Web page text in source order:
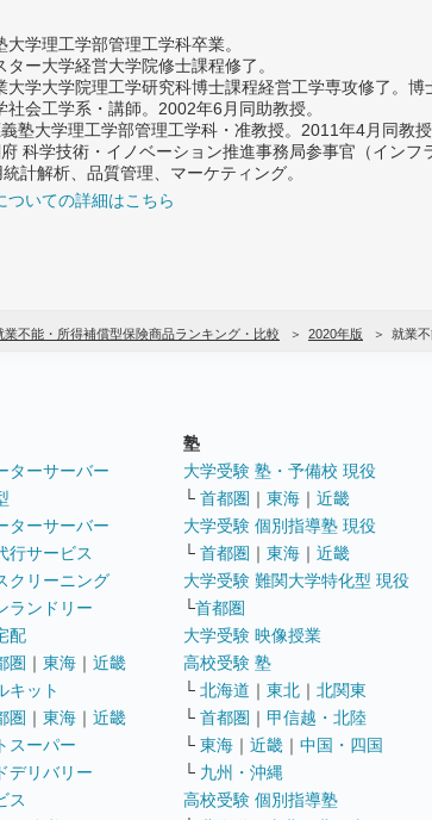
学理工学部管理工学科卒業。
ー大学経営大学院修士課程修了。
大学大学院理工学研究科博士課程経営工学専攻修了。博
社会工学系・講師。2002年6月同助教授。
塾大学理工学部管理工学科・准教授。2011年4月同教授
科学技術・イノベーション推進事務局参事官（インフ
計解析、品質管理、マーケティング。
いての詳細はこちら
業不能・所得補償型保険商品ランキング・比較 2020年版 就業
ターサーバー
ターサーバー
行サービス
クリーニング
ランドリー
配
圏 ｜ 東海 ｜ 近畿
キット
圏 ｜ 東海 ｜ 近畿
スーパー
デリバリー
ス
塾
大学受験 塾・予備校 現役
└ 首都圏 ｜ 東海 ｜ 近畿
大学受験 個別指導塾 現役
└ 首都圏 ｜ 東海 ｜ 近畿
大学受験 難関大学特化型 現役
└首都圏
大学受験 映像授業
高校受験 塾
└ 北海道 ｜ 東北 ｜ 北関東
└ 首都圏 ｜ 甲信越・北陸
└ 東海 ｜ 近畿 ｜ 中国・四国
└ 九州・沖縄
高校受験 個別指導塾